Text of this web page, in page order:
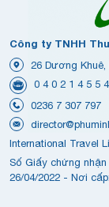
Công ty TNHH
26 Dương
0 4 0 2 1 4 5 5
0236 7 307 797
International Travel
Số Giấy chứng
26/04/2022 - Nơi